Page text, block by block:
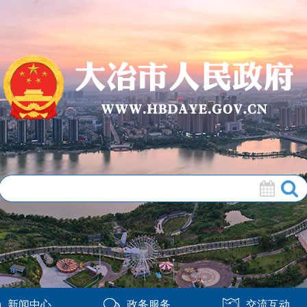
新闻中心 政务服务 交流互动